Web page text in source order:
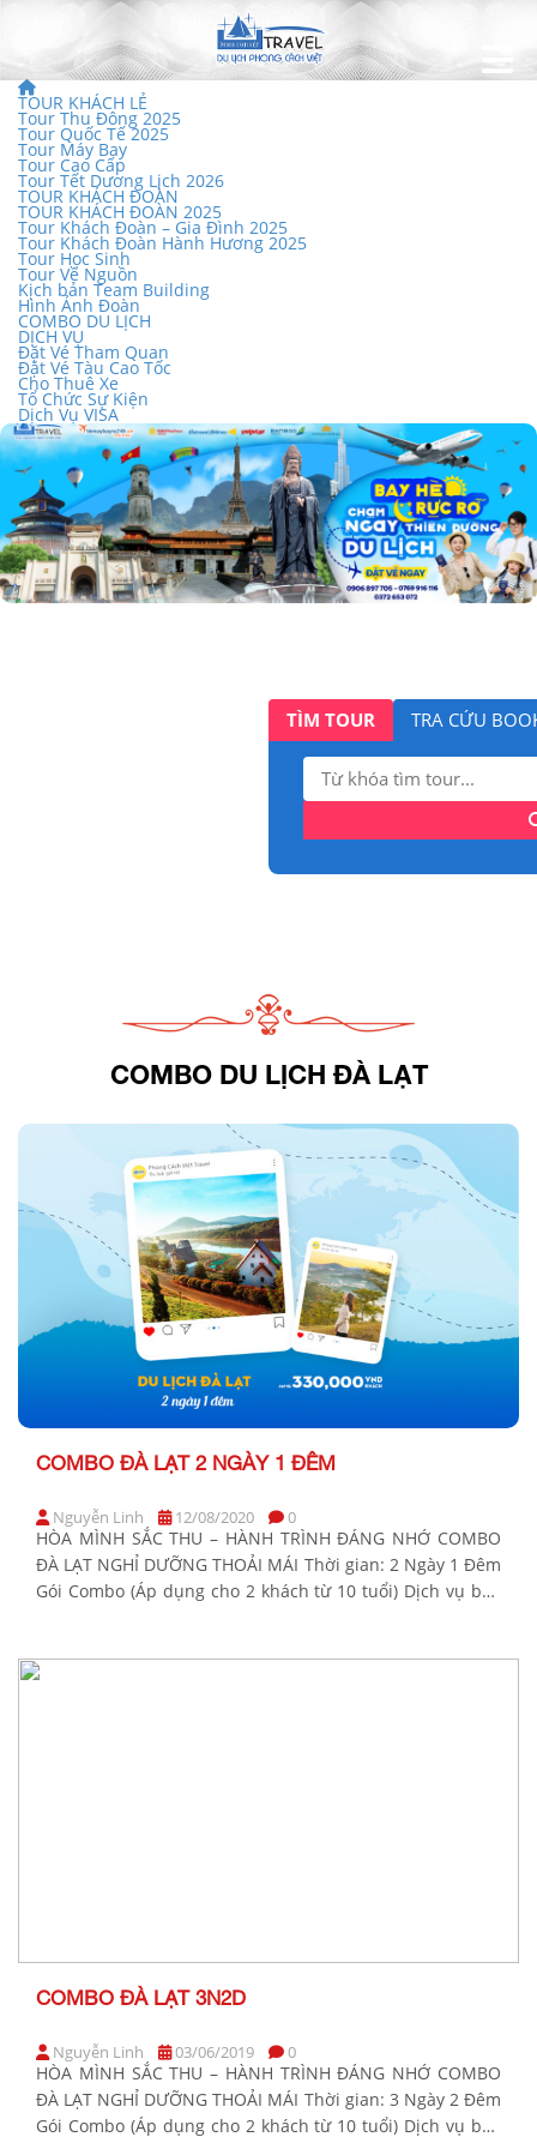
TOUR KHÁCH LẺ
Tour Thu Đông 2025
Tour Quốc Tế 2025
Tour Máy Bay
Tour Cao Cấp
Tour Tết Dương Lịch 2026
TOUR KHÁCH ĐOÀN
TOUR KHÁCH ĐOÀN 2025
Tour Khách Đoàn – Gia Đình 2025
Tour Khách Đoàn Hành Hương 2025
Tour Học Sinh
Tour Về Nguồn
Kịch bản Team Building
Hình Ảnh Đoàn
COMBO DU LỊCH
DỊCH VỤ
Đặt Vé Tham Quan
Đặt Vé Tàu Cao Tốc
Cho Thuê Xe
Tổ Chức Sự Kiện
Dịch Vụ VISA
TÌM TOUR TRA CỨU
Tìm
kiếm:
COMBO DU LỊCH ĐÀ LẠT
COMBO ĐÀ LẠT 2 NGÀY 1 ĐÊM
Nguyễn Linh 12/08/2020 0
HÒA MÌNH SẮC THU – HÀNH TRÌNH ĐÁNG NHỚ COMBO
ĐÀ LẠT NGHỈ DƯỠNG THOẢI MÁI Thời gian: 2 Ngày 1 Đêm
Gói Combo (Áp dụng cho 2 khách từ 10 tuổi) Dịch vụ bao
COMBO ĐÀ LẠT 3N2D
Nguyễn Linh 03/06/2019 0
HÒA MÌNH SẮC THU – HÀNH TRÌNH ĐÁNG NHỚ COMBO
ĐÀ LẠT NGHỈ DƯỠNG THOẢI MÁI Thời gian: 3 Ngày 2 Đêm
Gói Combo (Áp dụng cho 2 khách từ 10 tuổi) Dịch vụ bao